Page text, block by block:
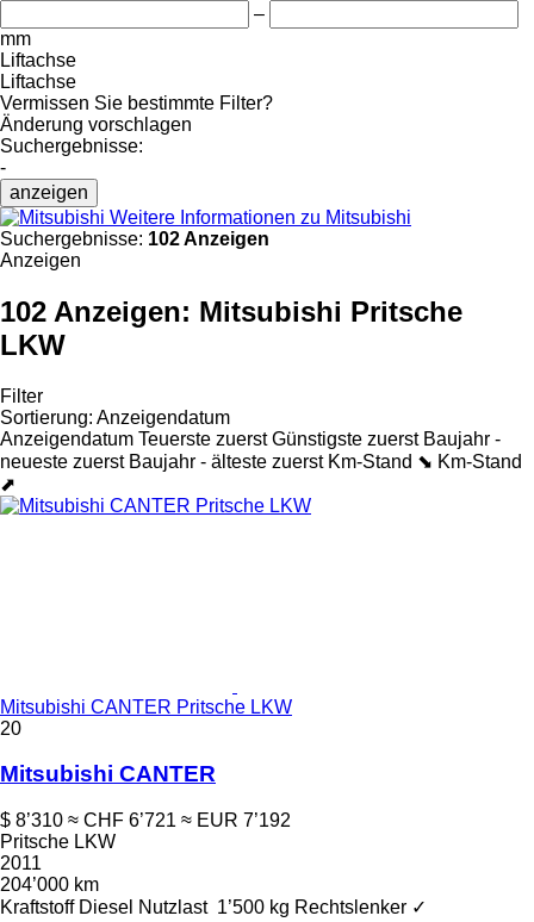
–
mm
Liftachse
Liftachse
Vermissen Sie bestimmte Filter?
Änderung vorschlagen
Suchergebnisse:
-
anzeigen
Weitere Informationen zu Mitsubishi
Suchergebnisse: 102 Anzeigen
Anzeigen
102 Anzeigen: Mitsubishi Pritsche
LKW
Filter
Sortierung: Anzeigendatum
Anzeigendatum Teuerste zuerst Günstigste zuerst Baujahr -
neueste zuerst Baujahr - älteste zuerst Km-Stand ⬊ Km-Stand
⬈
Mitsubishi CANTER Pritsche LKW
20
Mitsubishi CANTER
$ 8’310 ≈ CHF 6’721 ≈ EUR 7’192
Pritsche LKW
2011
204’000 km
Kraftstoff Diesel Nutzlast 1’500 kg Rechtslenker ✓